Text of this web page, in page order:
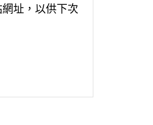
址，以供下次